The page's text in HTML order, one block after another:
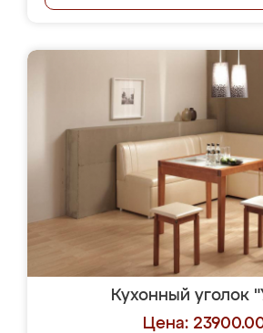
Кухонный уголок
Цена: